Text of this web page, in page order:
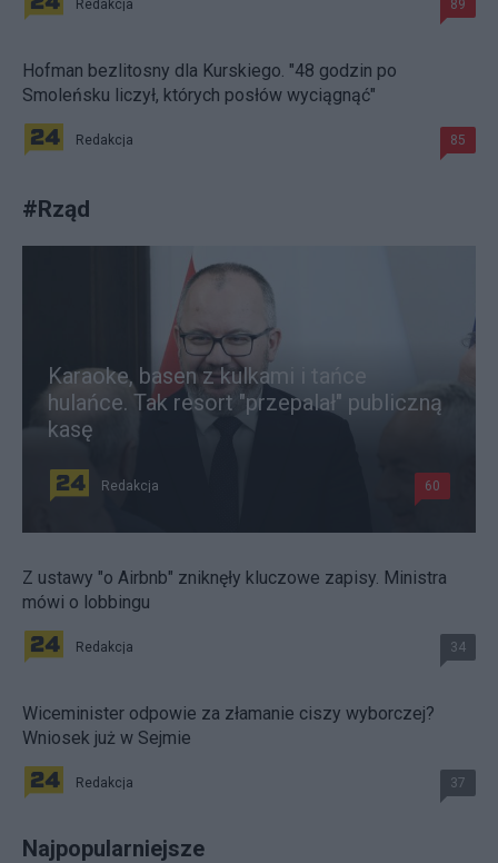
Redakcja 89
Hofman bezlitosny dla Kurskiego. "48 godzin po
Smoleńsku liczył, których posłów wyciągnąć"
Redakcja 85
#Rząd
Karaoke, basen z kulkami i tańce
hulańce. Tak resort "przepalał" publiczną
kasę
Redakcja 60
Z ustawy "o Airbnb" zniknęły kluczowe zapisy. Ministra
mówi o lobbingu
Redakcja 34
Wiceminister odpowie za złamanie ciszy wyborczej?
Wniosek już w Sejmie
Redakcja 37
Najpopularniejsze